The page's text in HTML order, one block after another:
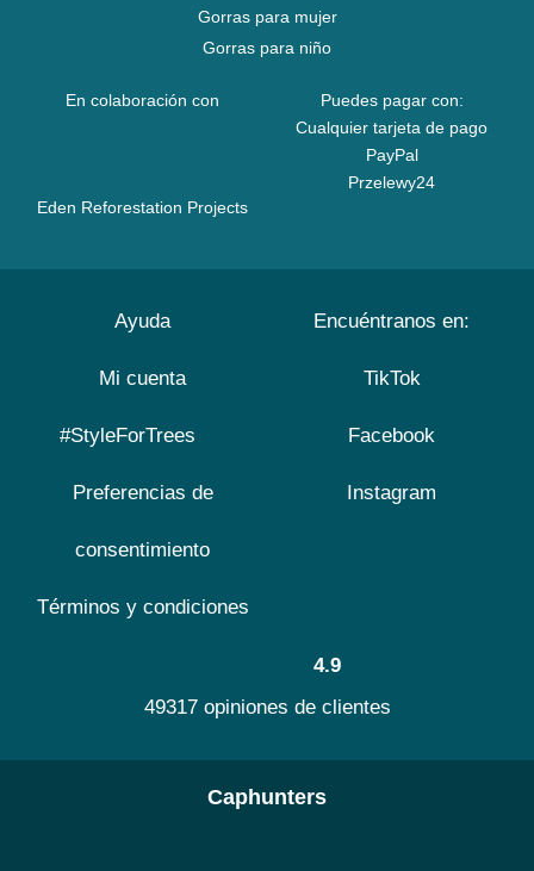
Gorras para mujer
Gorras para niño
En colaboración con
Eden Reforestation Projects
Puedes pagar con:
Cualquier tarjeta de pago
PayPal
Przelewy24
Ayuda
Mi cuenta
#StyleForTrees
Preferencias de
consentimiento
Términos y condiciones
Encuéntranos en:
TikTok
Facebook
Instagram
4.9
49317 opiniones de clientes
Caphunters